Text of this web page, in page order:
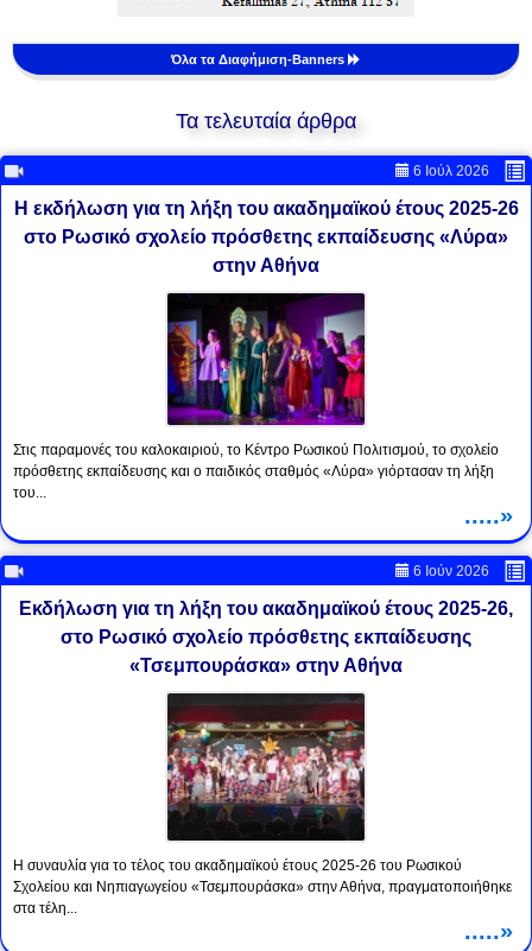
Όλα τα Διαφήμιση-Banners
Τα τελευταία άρθρα
6 Ιούλ 2026
Η εκδήλωση για τη λήξη του ακαδημαϊκού έτους 2025-26
στο Ρωσικό σχολείο πρόσθετης εκπαίδευσης «Λύρα»
στην Αθήνα
Στις παραμονές του καλοκαιριού, το Κέντρο Ρωσικού Πολιτισμού, το σχολείο
πρόσθετης εκπαίδευσης και ο παιδικός σταθμός «Λύρα» γιόρτασαν τη λήξη
του...
.....»
6 Ιούν 2026
Εκδήλωση για τη λήξη του ακαδημαϊκού έτους 2025-26,
στο Ρωσικό σχολείο πρόσθετης εκπαίδευσης
«Τσεμπουράσκα» στην Αθήνα
Η συναυλία για το τέλος του ακαδημαϊκού έτους 2025-26 του Ρωσικού
Σχολείου και Νηπιαγωγείου «Τσεμπουράσκα» στην Αθήνα, πραγματοποιήθηκε
στα τέλη...
.....»